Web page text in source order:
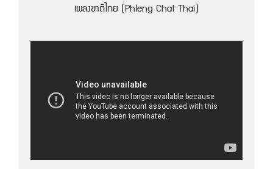
เพลงชาติไทย (Phleng Chat Thai)